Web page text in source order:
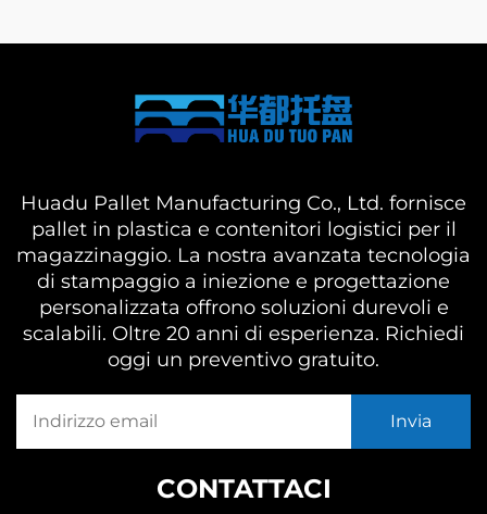
Huadu Pallet Manufacturing Co., Ltd. fornisce
pallet in plastica e contenitori logistici per il
magazzinaggio. La nostra avanzata tecnologia
di stampaggio a iniezione e progettazione
personalizzata offrono soluzioni durevoli e
scalabili. Oltre 20 anni di esperienza. Richiedi
oggi un preventivo gratuito.
CONTATTACI